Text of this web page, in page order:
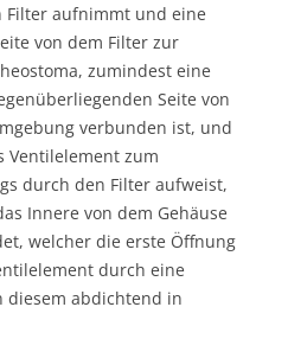
Filter aufnimmt und eine
von dem Filter zur
zumindest eine
Seite von
verbunden ist, und
Ventilelement zum
durch den Filter aufweist,
Innere von dem Gehäuse
welcher die erste Öffnung
durch eine
diesem abdichtend in